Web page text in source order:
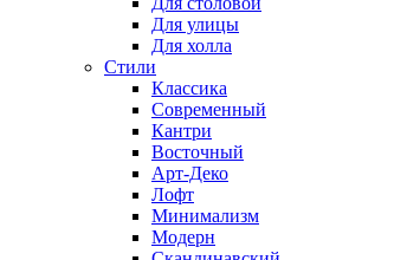
Для улицы
Для холла
Стили
Классика
Современный
Кантри
Восточный
Арт-Деко
Лофт
Минимализм
Модерн